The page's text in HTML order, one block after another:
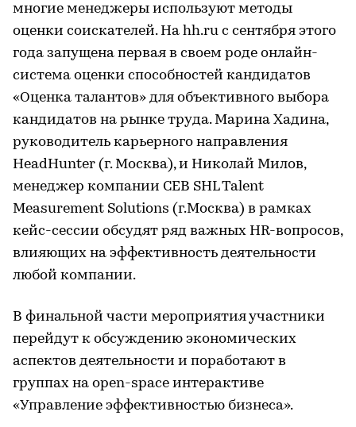
многие менеджеры используют методы
оценки соискателей. На hh.ru с сентября этого
года запущена первая в своем роде онлайн-
система оценки способностей кандидатов
«Оценка талантов» для объективного выбора
кандидатов на рынке труда. Марина Хадина,
руководитель карьерного направления
HeadHunter (г. Москва), и Николай Милов,
менеджер компании CEB SHL Talent
Measurement Solutions (г.Москва) в рамках
кейс-сессии обсудят ряд важных HR-вопросов,
влияющих на эффективность деятельности
любой компании.
В финальной части мероприятия участники
перейдут к обсуждению экономических
аспектов деятельности и поработают в
группах на open-space интерактиве
«Управление эффективностью бизнеса».